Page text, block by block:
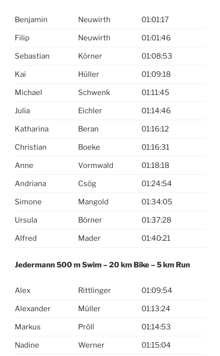
Benjamin Neuwirth 01:01:17
Filip Neuwirth 01:01:46
Sebastian Körner 01:08:53
Kai Hüller 01:09:18
Michael Schwenk 01:11:45
Julia Eichler 01:14:46
Katharina Beran 01:16:12
Christian Boeke 01:16:31
Anne Vormwald 01:18:18
Andriana Csög 01:24:54
Simone Mangold 01:34:05
Ursula Börner 01:37:28
Alfred Mader 01:40:21
Jedermann 500 m Swim – 20 km Bike – 5 km Run
Alex Rittlinger 01:09:54
Alexander Müller 01:13:24
Markus Pröll 01:14:53
Nadine Werner 01:15:04